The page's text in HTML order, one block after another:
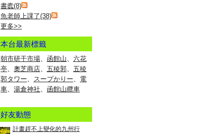
書蠹(8)
魚老師上課了(38)
更多>>
本台最新標籤
朝市研干市場、 函館山、 六花
亭、 奧芝商店、 五稜郭、 五稜
郭タワー、 スープかりー、 電
車、 湯倉神社、 函館山纜車
好友動態
計畫趕不上變化的九州行